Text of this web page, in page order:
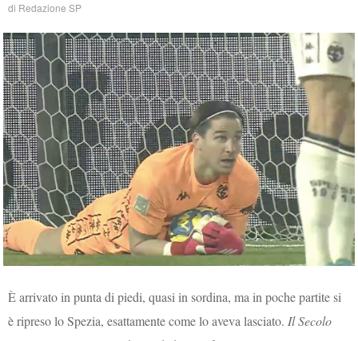
di Redazione SP
È arrivato in punta di piedi, quasi in sordina, ma in poche partite si
è ripreso lo Spezia, esattamente come lo aveva lasciato. Il Secolo